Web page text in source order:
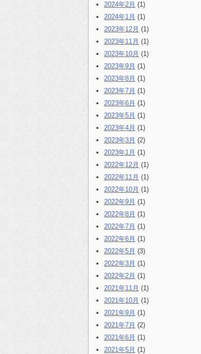
2024年2月 (1)
2024年1月 (1)
2023年12月 (1)
2023年11月 (1)
2023年10月 (1)
2023年9月 (1)
2023年8月 (1)
2023年7月 (1)
2023年6月 (1)
2023年5月 (1)
2023年4月 (1)
2023年3月 (2)
2023年1月 (1)
2022年12月 (1)
2022年11月 (1)
2022年10月 (1)
2022年9月 (1)
2022年8月 (1)
2022年7月 (1)
2022年6月 (1)
2022年5月 (3)
2022年3月 (1)
2022年2月 (1)
2021年11月 (1)
2021年10月 (1)
2021年9月 (1)
2021年7月 (2)
2021年6月 (1)
2021年5月 (1)